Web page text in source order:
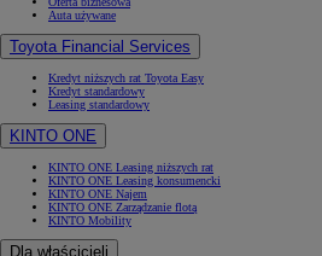
Auta używane
Toyota Financial Services
Kredyt niższych rat Toyota Easy
Kredyt standardowy
Leasing standardowy
KINTO ONE
KINTO ONE Leasing niższych rat
KINTO ONE Leasing konsumencki
KINTO ONE Najem
KINTO ONE Zarządzanie flotą
KINTO Mobility
Dla właścicieli